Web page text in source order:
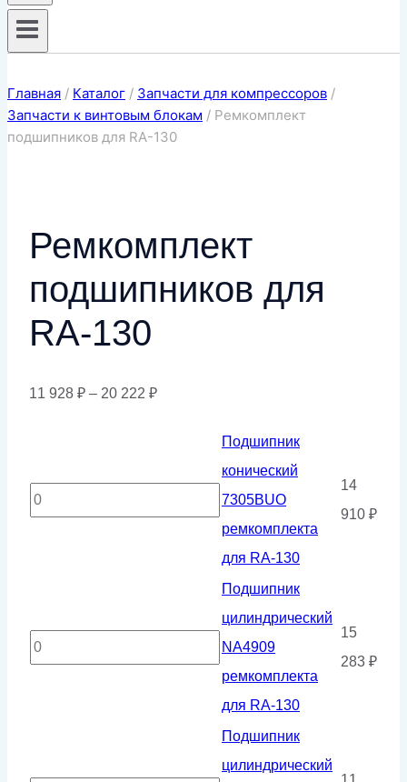
Главная / Каталог / Запчасти для компрессоров /
Запчасти к винтовым блокам / Ремкомплект
подшипников для RA-130
Ремкомплект
подшипников для
RA-130
11 928 ₽ – 20 222 ₽Диапазон
928 ₽
Количество
ремкомплекта
Подшипник
конический
7305BUO
ремкомплекта
для RA-130
14
910 ₽
Количество
Подшипник
цилиндрический
NA4909
ремкомплекта
для RA-130
15
283 ₽
Подшипник
цилиндрический